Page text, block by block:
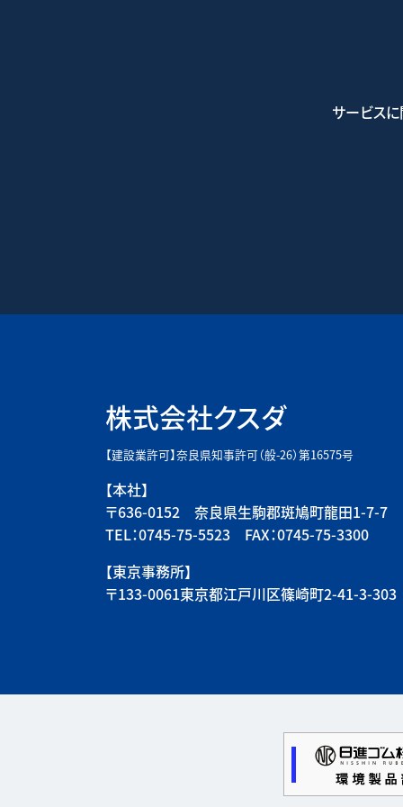
サービス
株式会社クスダ
【建設業許可】奈良県知事許可（般-26）第16575号
【本社】
〒636-0152 奈良県生駒郡斑鳩町龍田1-7-7
TEL：0745-75-5523 FAX：0745-75-3300
【東京事務所】
〒133-0061東京都江戸川区篠崎町2-41-3-303